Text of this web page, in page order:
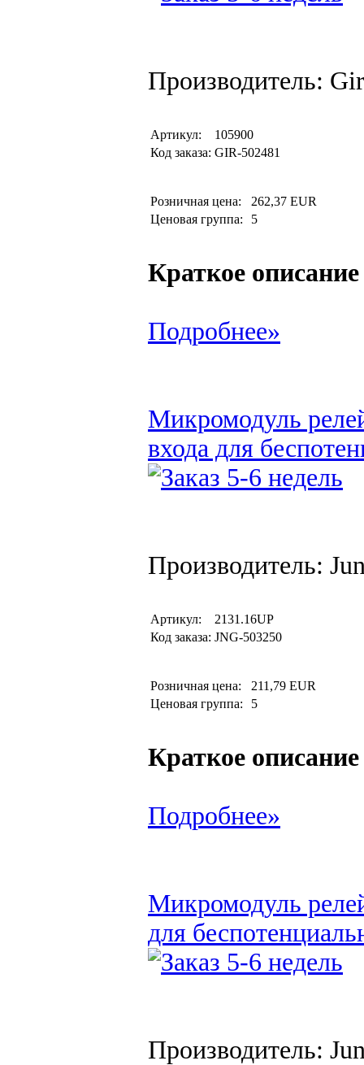
Производитель:
Артикул:
105900
Код заказа: GIR-502481
Розничная цена:
262,37 EUR
Ценовая группа:
5
Краткое описание
Подробнее»
Микромодуль
входа для
Производитель:
Артикул:
2131.16UP
Код заказа: JNG-503250
Розничная цена:
211,79 EUR
Ценовая группа:
5
Краткое описание
Подробнее»
Микромодуль
для
Производитель: